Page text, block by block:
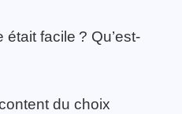
était facile ? Qu’est-
du choix